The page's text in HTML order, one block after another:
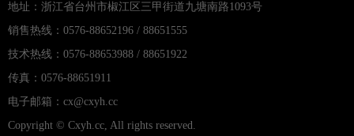
地址：浙江省台州市椒江区三甲街道九塘南路1093号
销售热线：0576-88652196 / 88651555
技术热线：0576-88653988 / 88651922
传真：0576-88651911
电子邮箱：cx@cxyh.cc
Copyright © Cxyh.cc, All rights reserved.